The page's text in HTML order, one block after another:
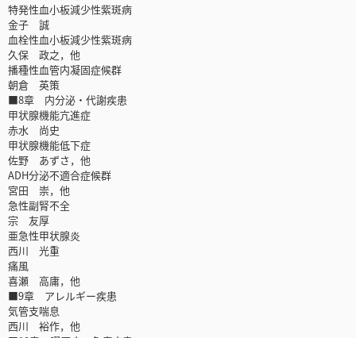
特発性血小板減少性紫斑病
金子 誠
血栓性血小板減少性紫斑病
久保 政之，他
播種性血管内凝固症候群
朝倉 英策
■8章 内分泌・代謝疾患
甲状腺機能亢進症
赤水 尚史
甲状腺機能低下症
佐野 あずさ，他
ADH分泌不適合症候群
宮田 崇，他
急性副腎不全
宗 友厚
亜急性甲状腺炎
西川 光重
痛風
喜瀬 高庸，他
■9章 アレルギー疾患
気管支喘息
西川 裕作，他